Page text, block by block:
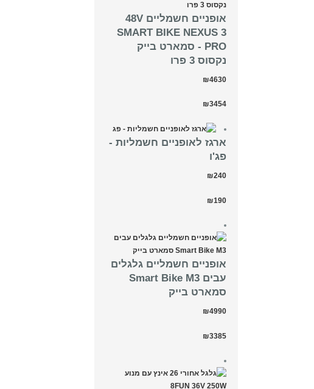
אופניים חשמליים 48V
SMART BIKE NEXUS 3
PRO - סמארט בייק
נקסוס 3 פרו
₪4630
₪3454
ארגז לאופניים חשמליות -
פג'ו
₪240
₪190
אופניים חשמליים גלגלים
עבים Smart Bike M3
סמארט בייק
₪4990
₪3385